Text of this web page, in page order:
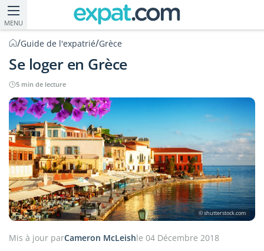
MENU
/Guide de l'expatrié/Grèce
Se loger en Grèce
5 min de lecture
© shutterstock.com
Mis à jour parCameron McLeishle 04 Décembre 2018